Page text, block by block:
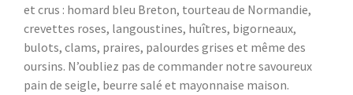
et crus : homard bleu Breton, tourteau de Normandie,
crevettes roses, langoustines, huîtres, bigorneaux,
bulots, clams, praires, palourdes grises et même des
oursins. N’oubliez pas de commander notre savoureux
pain de seigle, beurre salé et mayonnaise maison.